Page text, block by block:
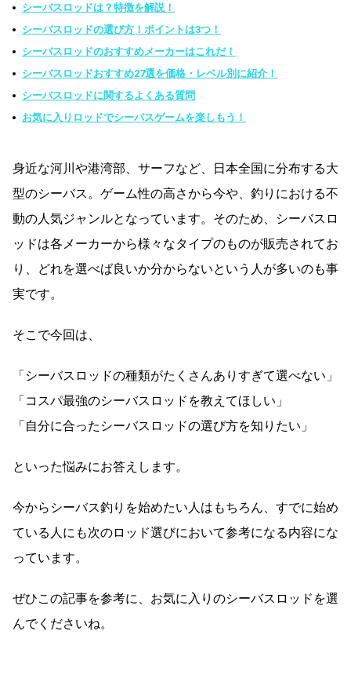
シーバスロッドは？特徴を解説！
シーバスロッドの選び方！ポイントは3つ！
シーバスロッドのおすすめメーカーはこれだ！
シーバスロッドおすすめ27選を価格・レベル別に紹介！
シーバスロッドに関するよくある質問
お気に入りロッドでシーバスゲームを楽しもう！
身近な河川や港湾部、サーフなど、日本全国に分布する大
型のシーバス。ゲーム性の高さから今や、釣りにおける不
動の人気ジャンルとなっています。そのため、シーバスロ
ッドは各メーカーから様々なタイプのものが販売されてお
り、どれを選べば良いか分からないという人が多いのも事
実です。
そこで今回は、
「シーバスロッドの種類がたくさんありすぎて選べない」
「コスパ最強のシーバスロッドを教えてほしい」
「自分に合ったシーバスロッドの選び方を知りたい」
といった悩みにお答えします。
今からシーバス釣りを始めたい人はもちろん、すでに始め
ている人にも次のロッド選びにおいて参考になる内容にな
っています。
ぜひこの記事を参考に、お気に入りのシーバスロッドを選
んでくださいね。